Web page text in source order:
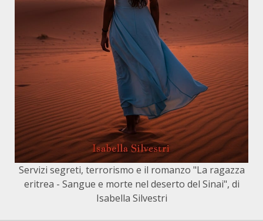
Servizi segreti, terrorismo e il romanzo "La ragazza
eritrea - Sangue e morte nel deserto del Sinai", di
Isabella Silvestri